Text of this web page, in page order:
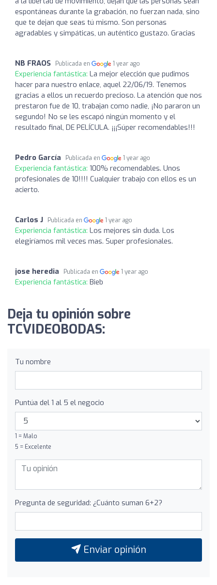
espontáneas durante la grabación, no fuerzan nada, sino
que te dejan que seas tú mismo. Son personas
agradables y simpáticas, un auténtico gustazo. Gracias
NB FRAOS Publicada en 1 year ago
Experiencia fantástica: La mejor elección que pudimos
hacer para nuestro enlace, aquel 22/06/19. Tenemos
gracias a ellos un recuerdo precioso. La atención que nos
prestaron fue de 10, trabajan como nadie, ¡No pararon un
segundo! No se les escapó ningún momento y el
resultado final, DE PELÍCULA. ¡¡¡Súper recomendables!!!
Pedro García Publicada en 1 year ago
Experiencia fantástica: 100% recomendables. Unos
profesionales de 10!!!! Cualquier trabajo con ellos es un
acierto.
Carlos J Publicada en 1 year ago
Experiencia fantástica: Los mejores sin duda. Los
elegiríamos mil veces mas. Super profesionales.
jose heredia Publicada en 1 year ago
Experiencia fantástica: Bieb
Deja tu opinión sobre
TCVIDEOBODAS:
Tu nombre
Puntúa del 1 al 5 el negocio
1 = Malo
5 = Excelente
Pregunta de seguridad: ¿Cuánto suman 6+2?
Enviar opinión